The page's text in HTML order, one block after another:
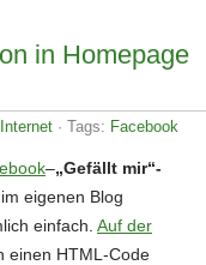
in Homepage
Internet · Tags: Facebook
–„Gefällt mir“-
eigenen Blog
einfach. Auf der
einen HTML-Code